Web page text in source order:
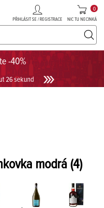
-40%
26 sekund
PŘIHLÁSIT SE / REGISTRACE NIC TU NECINKÁ
0
UKÁZAT PROSECCO
modrá (4)